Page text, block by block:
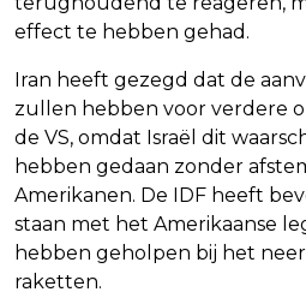
effect te hebben gehad.
Iran heeft gezegd dat de
zullen hebben voor verdere
de VS, omdat Israël dit
hebben gedaan zonder
Amerikanen. De IDF heeft
staan met het Amerikaanse
hebben geholpen bij het
raketten.